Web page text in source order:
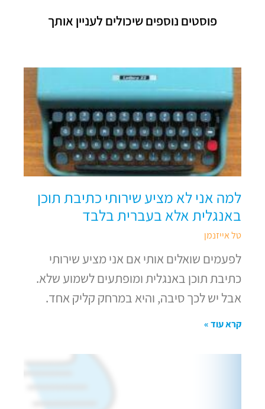
פוסטים נוספים שיכולים לעניין אותך
למה אני לא מציע שירותי כתיבת תוכן
באנגלית אלא בעברית בלבד
טל אייזנמן
לפעמים שואלים אותי אם אני מציע שירותי
כתיבת תוכן באנגלית ומופתעים לשמוע שלא.
אבל יש לכך סיבה, והיא במרחק קליק אחד.
קרא עוד »